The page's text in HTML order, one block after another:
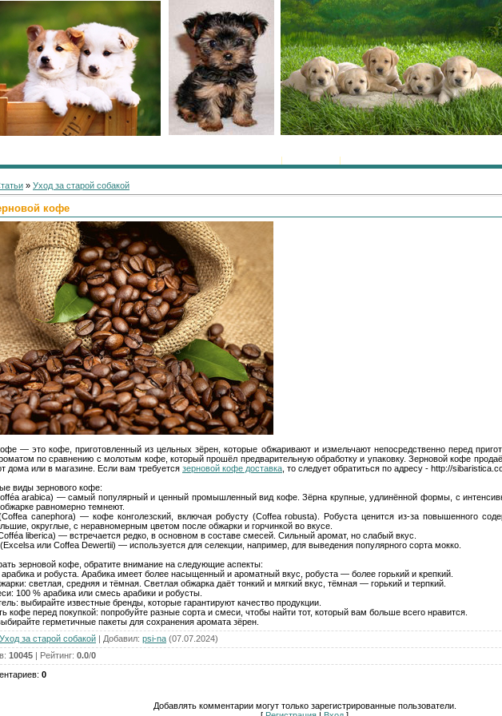
| |
» Уход за старой собакой
кофе
— это кофе, приготовленный из цельных зёрен, которые обжаривают и измельчают непосредственно перед
по сравнению с молотым кофе, который прошёл предварительную обработку и упаковку. Зерновой кофе
дома или в магазине. Если вам требуется зерновой кофе доставка , то следует обратиться по адресу - http://
виды зернового кофе:
arabica) — самый популярный и ценный промышленный вид кофе. Зёрна крупные, удлинённой формы, с
равномерно темнеют.
canephora) — кофе конголезский, включая робусту (Coffea robusta). Робуста ценится из-за повышенного
округлые, с неравномерным цветом после обжарки и горчинкой во вкусе.
liberica) — встречается редко, в основном в составе смесей. Сильный аромат, но слабый вкус.
или Coffea Dewertii) — используется для селекции, например, для выведения популярного сорта мокко.
зерновой кофе, обратите внимание на следующие аспекты:
и робуста. Арабика имеет более насыщенный и ароматный вкус, робуста — более горький и крепкий.
светлая, средняя и тёмная. Светлая обжарка даёт тонкий и мягкий вкус, тёмная — горький и терпкий.
100 % арабика или смесь арабики и робусты.
выбирайте известные бренды, которые гарантируют качество продукции.
кофе перед покупкой: попробуйте разные сорта и смеси, чтобы найти тот, который вам больше всего нравится.
герметичные пакеты для сохранения аромата зёрен.
Уход за старой собакой | Добавил: psi-na (07.07.2024)
: 10045 | Рейтинг: 0.0/0
: 0
Добавлять комментарии могут только зарегистрированные пользователи.